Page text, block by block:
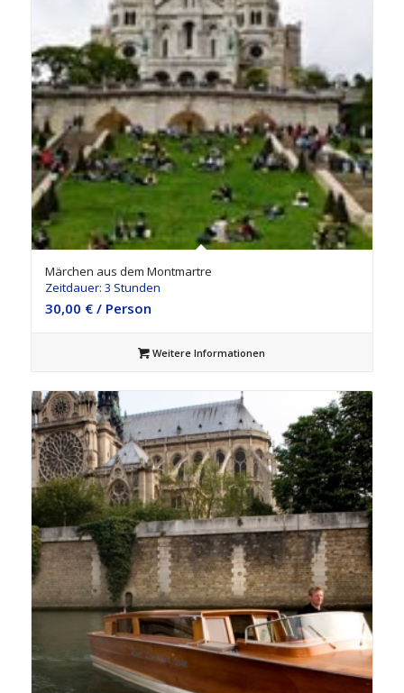
Märchen aus dem Montmartre
Zeitdauer: 3 Stunden
30,00 €/ Person
Weitere Informationen